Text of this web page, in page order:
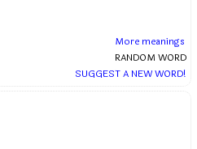
More meanings
RANDOM WORD
SUGGEST A NEW WORD!